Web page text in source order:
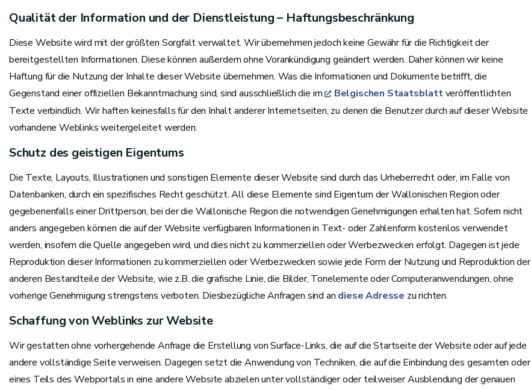
Qualität der Information und der Dienstleistung – Haftungsbeschränkung
Diese Website wird mit der größten Sorgfalt verwaltet. Wir übernehmen jedoch keine Gewähr für die Richtigkeit der
bereitgestellten Informationen. Diese können außerdem ohne Vorankündigung geändert werden. Daher können wir keine
Haftung für die Nutzung der Inhalte dieser Website übernehmen. Was die Informationen und Dokumente betrifft, die
Gegenstand einer offiziellen Bekanntmachung sind, sind ausschließlich die im
Belgischen Staatsblattveröffentlichten
Texte verbindlich. Wir haften keinesfalls für den Inhalt anderer Internetseiten, zu denen die Benutzer durch auf dieser Website
vorhandene Weblinks weitergeleitet werden.
Schutz des geistigen Eigentums
Die Texte, Layouts, Illustrationen und sonstigen Elemente dieser Website sind durch das Urheberrecht oder, im Falle von
Datenbanken, durch ein spezifisches Recht geschützt. All diese Elemente sind Eigentum der Wallonischen Region oder
gegebenenfalls einer Drittperson, bei der die Wallonische Region die notwendigen Genehmigungen erhalten hat. Sofern nicht
anders angegeben können die auf der Website verfügbaren Informationen in Text- oder Zahlenform kostenlos verwendet
werden, insofern die Quelle angegeben wird, und dies nicht zu kommerziellen oder Werbezwecken erfolgt. Dagegen ist jede
Reproduktion dieser Informationen zu kommerziellen oder Werbezwecken sowie jede Form der Nutzung und Reproduktion der
anderen Bestandteile der Website, wie z.B. die grafische Linie, die Bilder, Tonelemente oder Computeranwendungen, ohne
vorherige Genehmigung strengstens verboten. Diesbezügliche Anfragen sind an diese Adresse zu richten.
Schaffung von Weblinks zur Website
Wir gestatten ohne vorhergehende Anfrage die Erstellung von Surface-Links, die auf die Startseite der Website oder auf jede
andere vollständige Seite verweisen. Dagegen setzt die Anwendung von Techniken, die auf die Einbindung des gesamten oder
eines Teils des Webportals in eine andere Website abzielen unter vollständiger oder teilweiser Ausblendung der genauen